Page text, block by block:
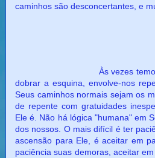
caminhos são desconcertantes, e
Às vezes temos a
dobrar a esquina, envolve-nos
Seus caminhos normais sejam os
de repente com gratuidades
Ele é. Não há lógica "humana" em
dos nossos. O mais difícil é ter
ascensão para Ele, é aceitar em
paciência suas demoras, aceitar